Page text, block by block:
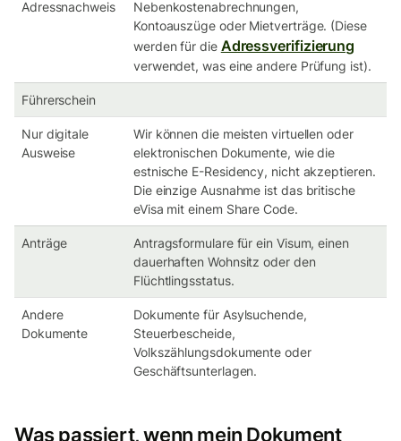
Adressnachweis
Nebenkostenabrechnungen,
Kontoauszüge oder Mietverträge. (Diese
werden für die Adressverifizierung
verwendet, was eine andere Prüfung ist).
Führerschein
Nur digitale
Ausweise
Wir können die meisten virtuellen oder
elektronischen Dokumente, wie die
estnische E-Residency, nicht akzeptieren.
Die einzige Ausnahme ist das britische
eVisa mit einem Share Code.
Anträge
Antragsformulare für ein Visum, einen
dauerhaften Wohnsitz oder den
Flüchtlingsstatus.
Andere
Dokumente
Dokumente für Asylsuchende,
Steuerbescheide,
Volkszählungsdokumente oder
Geschäftsunterlagen.
Was passiert, wenn mein Dokument